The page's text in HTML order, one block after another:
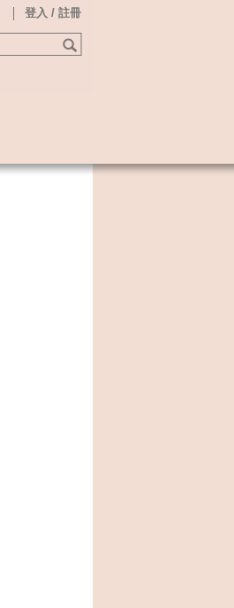
登入 / 註冊